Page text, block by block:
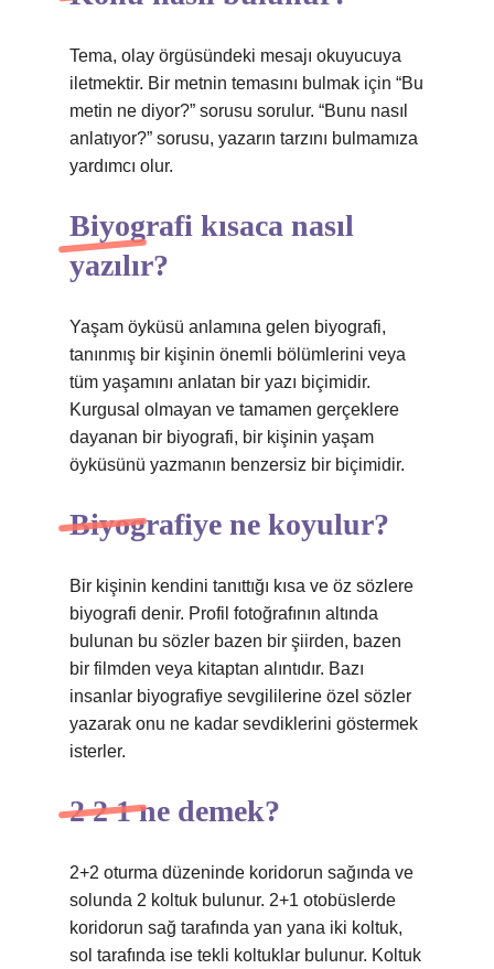
Tema, olay örgüsündeki mesajı okuyucuya
iletmektir. Bir metnin temasını bulmak için “Bu
metin ne diyor?” sorusu sorulur. “Bunu nasıl
anlatıyor?” sorusu, yazarın tarzını bulmamıza
yardımcı olur.
Biyografi kısaca nasıl
yazılır?
Yaşam öyküsü anlamına gelen biyografi,
tanınmış bir kişinin önemli bölümlerini veya
tüm yaşamını anlatan bir yazı biçimidir.
Kurgusal olmayan ve tamamen gerçeklere
dayanan bir biyografi, bir kişinin yaşam
öyküsünü yazmanın benzersiz bir biçimidir.
Biyografiye ne koyulur?
Bir kişinin kendini tanıttığı kısa ve öz sözlere
biyografi denir. Profil fotoğrafının altında
bulunan bu sözler bazen bir şiirden, bazen
bir filmden veya kitaptan alıntıdır. Bazı
insanlar biyografiye sevgililerine özel sözler
yazarak onu ne kadar sevdiklerini göstermek
isterler.
2 2 1 ne demek?
2+2 oturma düzeninde koridorun sağında ve
solunda 2 koltuk bulunur. 2+1 otobüslerde
koridorun sağ tarafında yan yana iki koltuk,
sol tarafında ise tekli koltuklar bulunur. Koltuk